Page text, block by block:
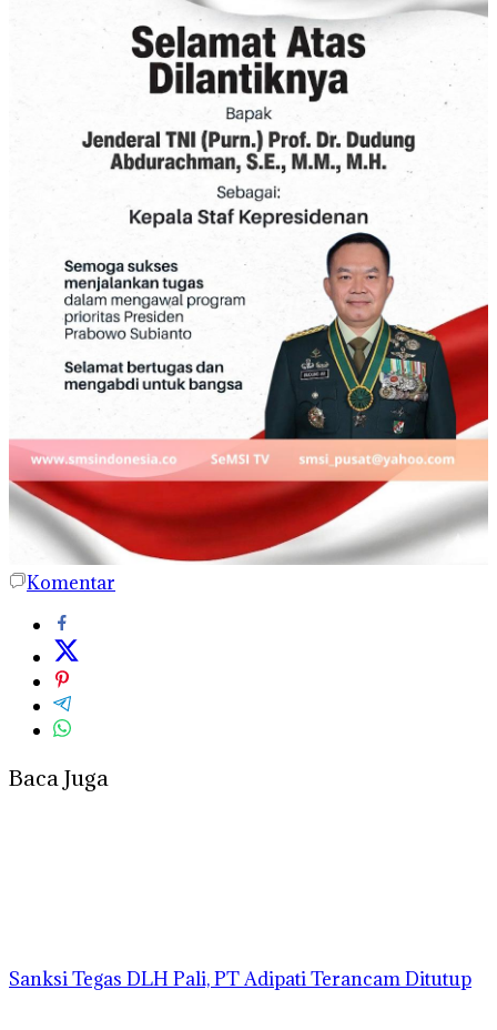
Komentar
Baca Juga
Sanksi Tegas DLH Pali, PT Adipati Terancam Ditutup